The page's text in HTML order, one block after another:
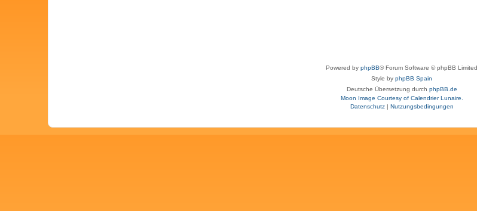
Powered by phpBB® Forum Software © phpBB Limited
Style by phpBB Spain
Deutsche Übersetzung durch phpBB.de
Moon Image Courtesy of Calendrier Lunaire.
Datenschutz| Nutzungsbedingungen